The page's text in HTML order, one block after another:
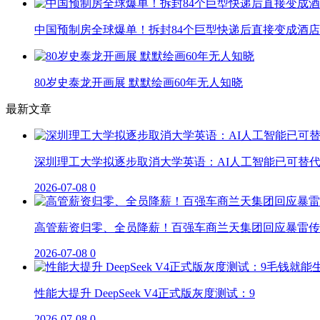
中国预制房全球爆单！拆封84个巨型快递后直接变成酒店
80岁史泰龙开画展 默默绘画60年无人知晓
最新文章
深圳理工大学拟逐步取消大学英语：AI人工智能已可替代
2026-07-08 0
高管薪资归零、全员降薪！百强车商兰天集团回应暴雷
2026-07-08 0
性能大提升 DeepSeek V4正式版灰度测试：9